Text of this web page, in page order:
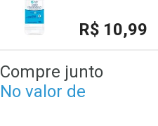
R$ 10,99
Compre junto
No valor de